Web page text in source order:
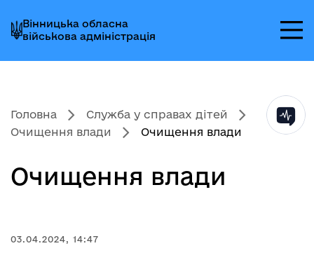
до
головного
меню
до
головного
вмісту
до
головного
колонтитула
Вінницька обласна
військова адміністрація
Головна
Служба у справах дітей
Очищення влади
Очищення влади
Очищення влади
03.04.2024, 14:47